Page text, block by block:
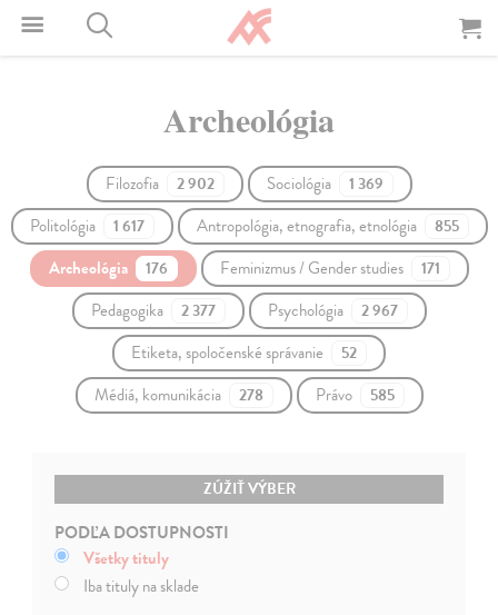
Archeológia
Filozofia 2 902 Sociológia 1 369
Politológia 1 617 Antropológia, etnografia, etnológia 855
Archeológia 176 Feminizmus / Gender studies 171
Pedagogika 2 377 Psychológia 2 967
Etiketa, spoločenské správanie 52
Médiá, komunikácia 278 Právo 585
ZÚŽIŤ VÝBER
PODĽA DOSTUPNOSTI
Všetky tituly
Iba tituly na sklade